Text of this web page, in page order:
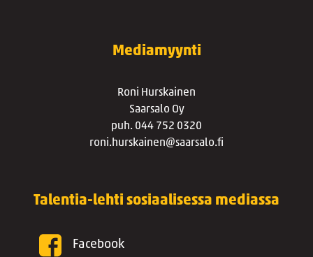
Mediamyynti
Roni Hurskainen
Saarsalo Oy
puh. 044 752 0320
roni.hurskainen@saarsalo.fi
Talentia-lehti sosiaalisessa mediassa
Facebook